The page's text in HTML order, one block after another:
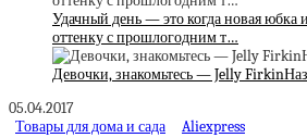
Удачный день — это когда новая юбка
оттенку с прошлогодним т…
Девочки, знакомьтесь — Jelly
05.04.2017
Товары для дома и сада
Aliexpress